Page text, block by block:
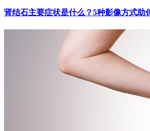
肾结石主要症状是什么？5种影像方式助